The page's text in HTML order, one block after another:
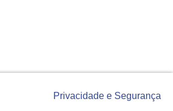
Privacidade e Segurança